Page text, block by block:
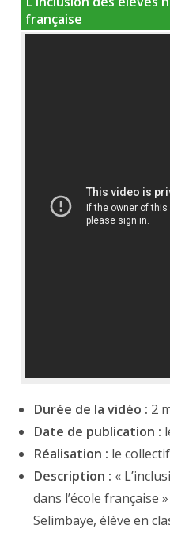
française
Durée de la vidéo : 2
Date de publication :
Réalisation : le
Description : «
dans l’école française
Selimbaye, élève en